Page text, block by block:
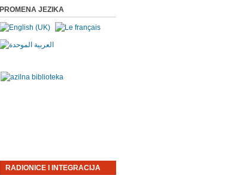
PROMENA JEZIKA
RADIONICE I INTEGRACIJA